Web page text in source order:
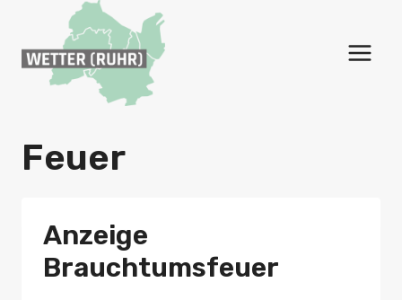
springen
Feuer
Anzeige
Brauchtumsfeuer